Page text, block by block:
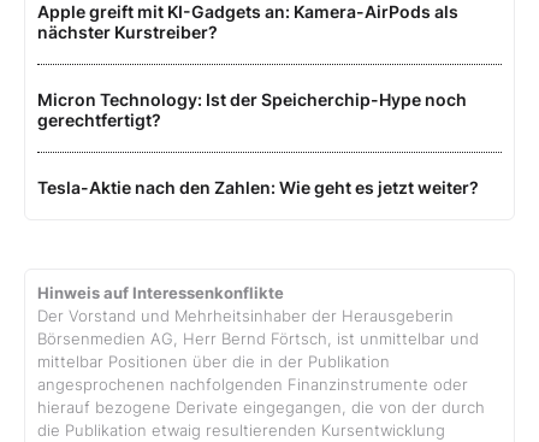
Apple greift mit KI-Gadgets an: Kamera-AirPods als
nächster Kurstreiber?
Micron Technology: Ist der Speicherchip-Hype noch
gerechtfertigt?
Tesla-Aktie nach den Zahlen: Wie geht es jetzt weiter?
Hinweis auf Interessenkonflikte
Der Vorstand und Mehrheitsinhaber der Herausgeberin
Börsenmedien AG, Herr Bernd Förtsch, ist unmittelbar und
mittelbar Positionen über die in der Publikation
angesprochenen nachfolgenden Finanzinstrumente oder
hierauf bezogene Derivate eingegangen, die von der durch
die Publikation etwaig resultierenden Kursentwicklung